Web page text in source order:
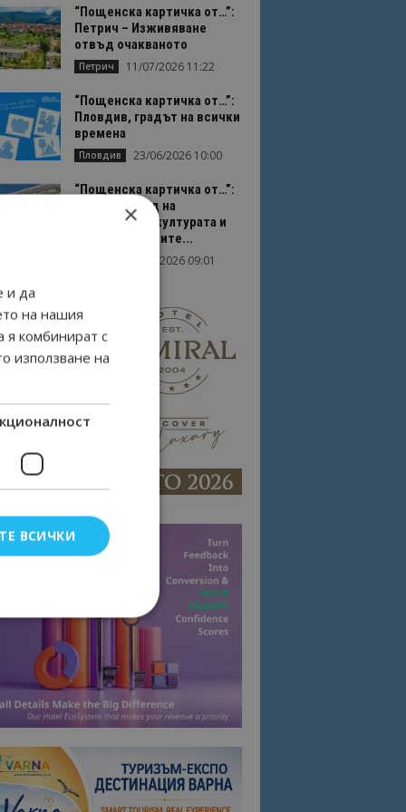
“Пощенска картичка от…”:
Петрич – Изживяване
отвъд очакваното
Петрич 11/07/2026 11:22
“Пощенска картичка от…”:
Пловдив, градът на всички
времена
Пловдив 23/06/2026 10:00
“Пощенска картичка от…”:
Перник – град на
традициите, културата и
вдъхновяващите...
17/06/2026 09:01
×
и да
на нашия
я комбинират с
използване на
ВСИЧКИ
влизане и
съгласието
на сайта.